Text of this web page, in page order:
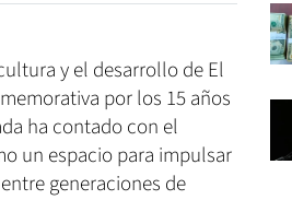
y el desarrollo de El
por los 15 años
ha contado con el
un espacio para impulsar
generaciones de